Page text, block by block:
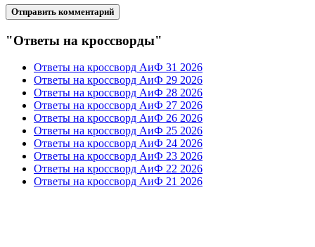
"Ответы на кроссворды"
Ответы на кроссворд АиФ 31 2026
Ответы на кроссворд АиФ 29 2026
Ответы на кроссворд АиФ 28 2026
Ответы на кроссворд АиФ 27 2026
Ответы на кроссворд АиФ 26 2026
Ответы на кроссворд АиФ 25 2026
Ответы на кроссворд АиФ 24 2026
Ответы на кроссворд АиФ 23 2026
Ответы на кроссворд АиФ 22 2026
Ответы на кроссворд АиФ 21 2026